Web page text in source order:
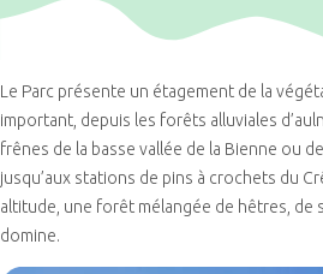
Le Parc présente un étagement de la
important, depuis les forêts alluviales
frênes de la basse vallée de la Bienne ou
jusqu’aux stations de pins à crochets du
altitude, une forêt mélangée de hêtres, de
domine.